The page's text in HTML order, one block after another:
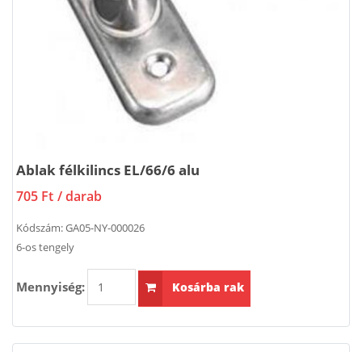
Ablak félkilincs EL/66/6 alu
705 Ft / darab
Kódszám:GA05-NY-000026
6-os tengely
Mennyiség: Kosárba rak